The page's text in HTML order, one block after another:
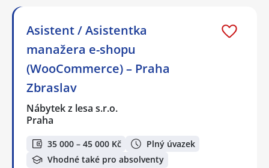
Asistent / Asistentka
manažera e-shopu
(WooCommerce) – Praha
Zbraslav
Nábytek z lesa s.r.o.
Praha
35 000 – 45 000 Kč
Plný úvazek
Vhodné také pro absolventy